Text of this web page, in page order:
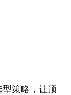
策略，让顶